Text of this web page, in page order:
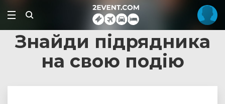
Знайди підрядника
на свою подію